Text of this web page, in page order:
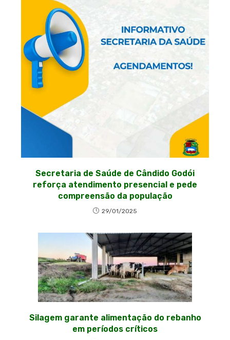
Secretaria de Saúde de Cândido Godói
reforça atendimento presencial e pede
compreensão da população
29/01/2025
Silagem garante alimentação do rebanho
em períodos críticos